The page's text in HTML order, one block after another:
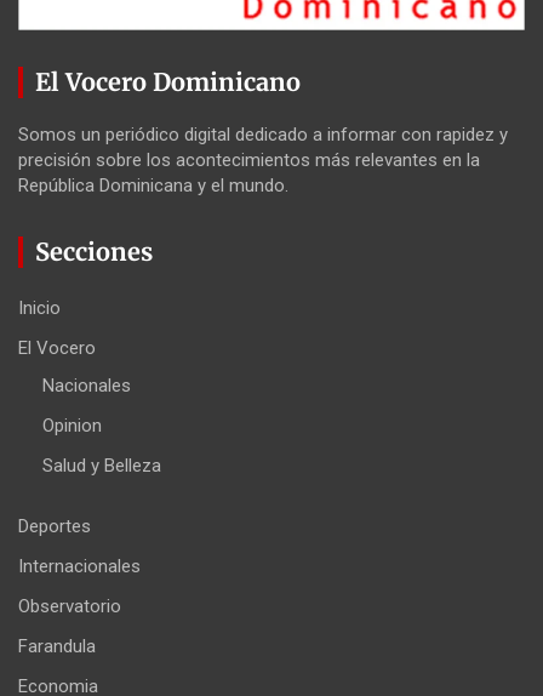
El Vocero Dominicano
Somos un periódico digital dedicado a informar con rapidez y
precisión sobre los acontecimientos más relevantes en la
República Dominicana y el mundo.
Secciones
Inicio
El Vocero
Nacionales
Opinion
Salud y Belleza
Deportes
Internacionales
Observatorio
Farandula
Economia